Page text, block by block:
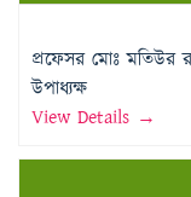
প্রফেসর মোঃ মতিউর
উপাধ্যক্ষ
View Details →